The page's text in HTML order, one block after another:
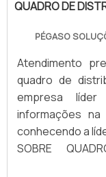
QUADRO DE
PÉGASO
Atendimento
quadro de
empresa
informações
conhecendo a
SOBRE